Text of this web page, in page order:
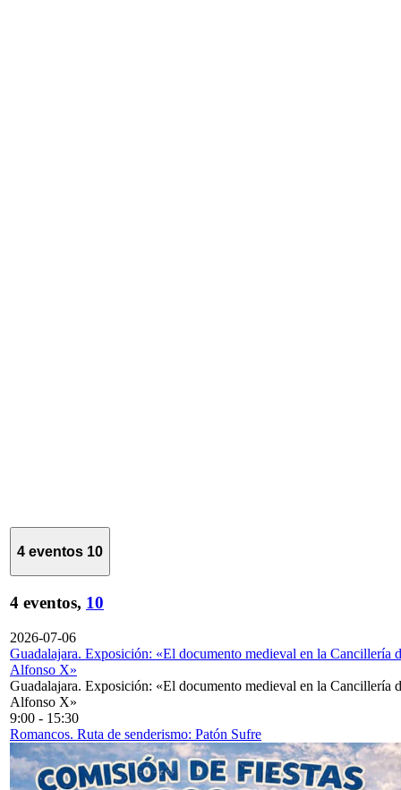
4 eventos 10
4 eventos, 10
2026-07-06
Guadalajara. Exposición: «El documento medieval en la Cancillería
Alfonso X»
Guadalajara. Exposición: «El documento medieval en la Cancillería
Alfonso X»
9:00 - 15:30
Romancos. Ruta de senderismo: Patón Sufre